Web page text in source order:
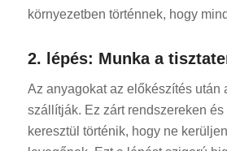
környezetben történnek, hogy
2. lépés: Munka a
Az anyagokat az előkészítés után
szállítják. Ez zárt rendszereken
keresztül történik, hogy ne